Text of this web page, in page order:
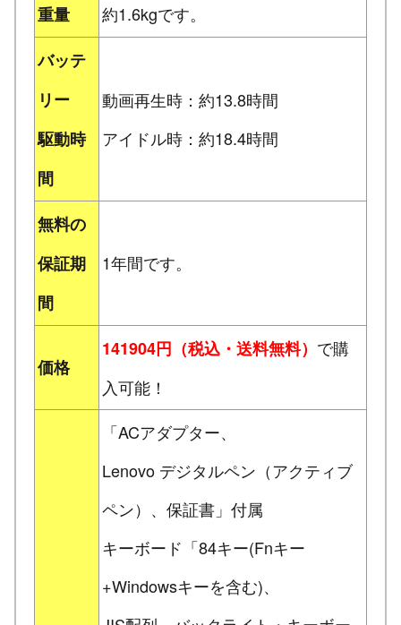
重量
約1.6kgです。
バッテ
リー
駆動時
間
動画再生時：約13.8時間
アイドル時：約18.4時間
無料の
保証期
間
1年間です。
価格
141904円（税込・送料無料） で購
入可能！
「ACアダプター、
Lenovo デジタルペン（アクティブ
ペン）、保証書」付属
キーボード「84キー(Fnキー
+Windowsキーを含む)、